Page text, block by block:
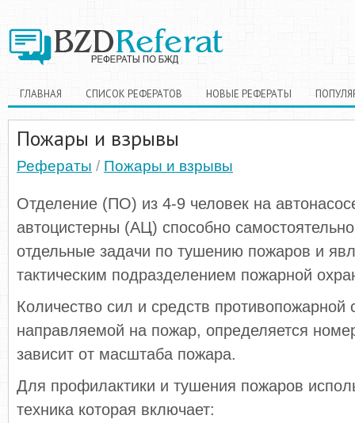
ГЛАВНАЯ СПИСОК РЕФЕРАТОВ НОВЫЕ РЕФЕРАТЫ
Пожары и взрывы
Рефераты / Пожары и взрывы
Отделение (ПО) из 4-9 человек на
автоцистерны (АЦ) способно
отдельные задачи по тушению пожаров и
тактическим подразделением пожарной
Количество сил и средств противопожарной
направляемой на пожар, определяется
зависит от масштаба пожара.
Для профилактики и тушения пожаров
техника которая включает: